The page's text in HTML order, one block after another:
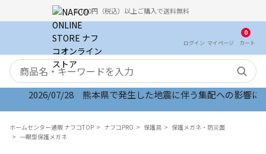
5,000円（税込）以上ご購入で送料無料
ログイン マイ ページ
0
カート
検索キーワード
2026/07/28 熊本県で発生した地震に伴う集配への影響に
2026/07/28 サイトリニューアルいたしました
ホームセンター通販 ナフコTOP ナフコPRO 保護具
保護メガネ・防災面
一眼型保護メガネ